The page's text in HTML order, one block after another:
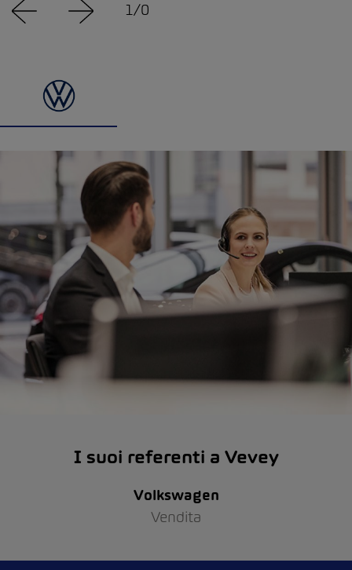
1/0
I suoi referenti a Vevey
Volkswagen
Vendita